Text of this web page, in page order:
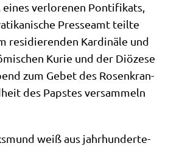
eines ver­lo­re­nen Pon­ti­fi­kats,
Pres­se­amt teil­te
resi­die­ren­den Kar­di­nä­le und
Kurie und der Diö­ze­se
zum Gebet des Rosen­kran­
des Pap­stes ver­sam­meln
weiß aus jahr­hun­der­te­